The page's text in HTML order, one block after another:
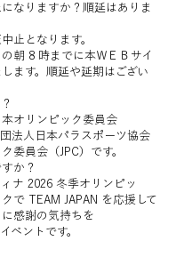
なりますか？順延はありま
止となります。
朝 8 時までに本ＷＥＢサイ
ます。順延や延期はござい
オリンピック委員会
団法人日本パラスポーツ協会
委員会（JPC）です。
か？
ナ 2026 冬季オリンピッ
で TEAM JAPAN を応援して
感謝の気持ちを
ベントです。